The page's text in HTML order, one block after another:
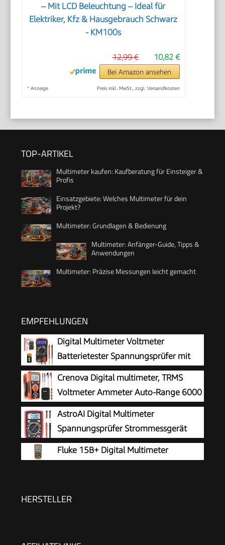
– Mit LCD Beleuchtung – Ideal für
Elektriker, Kfz & Hausgebrauch Schwarz
- KM100s
10,82 €
12,99 €
Bei Amazon ansehen
* Anzeige Preis inkl. MwSt., zzgl. Versandkosten
TOP-ARTIKEL
Multimeter kaufen: Kaufberatung für Einsteiger &
Profis
Einsatzgebiete: Welches Multimeter für dein
Projekt?
Multimeter: Grundlagen & Bedienung
Multimeter: Anfänger-Guide, Tipps &
Anwendungen
Multimeter: Präzise Messungen leicht gemacht
EMPFEHLUNGEN
Digital Multimeter Voltmeter
Batterietester Spannungsprüfer mit
LCD-Anzeige
Crenova Digital multimeter, TRMS
Voltmeter Ammeter Auto-Range 6000
Zähler Ohmmeter, misst Spannung
Kapazität Temp Wiederstand mit Large LCD-
Anzeige und Hintergrundlicht, for Automotive,
Elektrike
AstroAI Digital Multimeter
Spannungsprüfer Strommessgerät
Tester
Fluke 15B+ Digital Multimeter
HERSTELLER